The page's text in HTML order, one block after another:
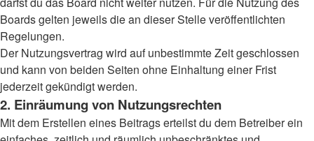
Boards gelten jeweils die an dieser Stelle veröffentlichten
Regelungen.
Der Nutzungsvertrag wird auf unbestimmte Zeit geschlossen
und kann von beiden Seiten ohne Einhaltung einer Frist
jederzeit gekündigt werden.
2. Einräumung von Nutzungsrechten
Mit dem Erstellen eines Beitrags erteilst du dem Betreiber ein